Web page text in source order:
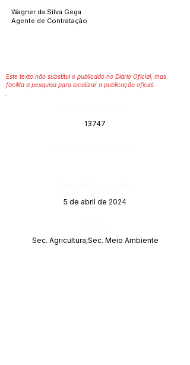
Wagner da Silva Gega
Agente de Contratação
Este texto não substitui o publicado no Diário Oficial, mas
facilita a pesquisa para localizar a publicação oficial.
13747
5 de abril de 2024
Sec. Agricultura;Sec. Meio Ambiente